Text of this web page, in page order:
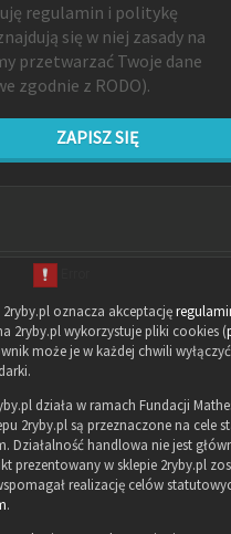
regulamin i politykę
się w niej zasady na
przetwarzać Twoje dane
zgodnie z RODO).
ZAPISZ SIĘ
oznacza akceptację
2ryby.pl wykorzystuje pliki cookies (
może je w każdej chwili
działa w ramach Fundacji
2ryby.pl są przeznaczone na cele
Działalność handlowa nie jest
prezentowany w sklepie 2ryby.pl
realizację celów
.